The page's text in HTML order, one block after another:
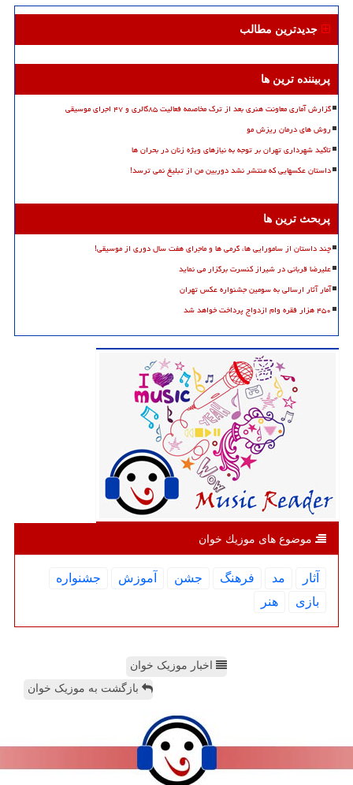
جدیدترین مطالب
پربیننده ترین ها
گزارش آماری معاونت هنری بعد از ترک مخاصمه فعالیت ۸۵گالری و ۴۷ اجرای موسیقی
روش های درمان ریزش مو
تاکید شهرداری تهران بر توجه به نیازهای ویژه زنان در بحران ها
داستان عکسهایی که منتشر نشد دوربین من از تبلیغ نمی ترسد!
پربحث ترین ها
چند داستان از سامورایی ها، گرمی ها و ماجرای هفت سال دوری از موسیقی!
علیرضا قربانی در شیراز کنسرت برگزار می نماید
آمار آثار ارسالی به سومین جشنواره عکس تهران
۴۵۰ هزار فقره وام ازدواج پرداخت خواهد شد
موضوع های موزیك خوان
آثار مد فرهنگ جشن آموزش
جشنواره
بازی
هنر
اخبار موزیک خوان
بازگشت به موزیک خوان